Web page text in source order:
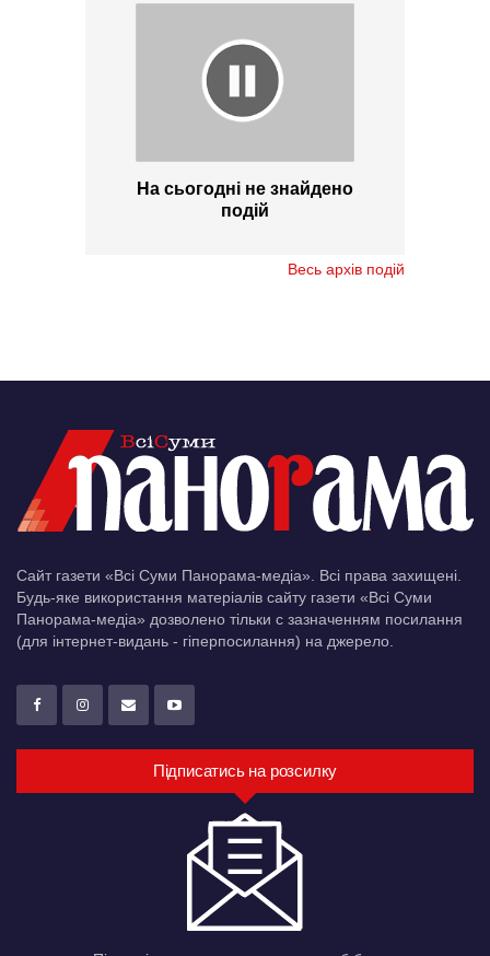
На сьогодні не знайдено
подій
Весь архів подій
Сайт газети «Всі Суми Панорама-медіа». Всі права захищені.
Будь-яке використання матеріалів сайту газети «Всі Суми
Панорама-медіа» дозволено тільки c зазначенням посилання
(для інтернет-видань - гіперпосилання) на джерело.
Підписатись на розсилку